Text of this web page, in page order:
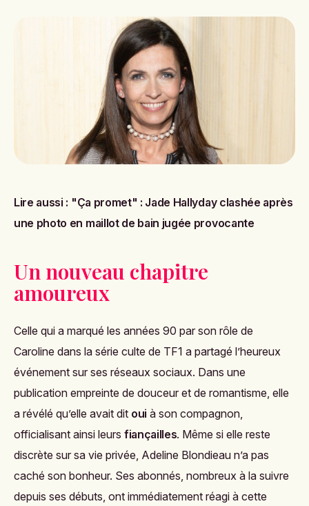
Lire aussi : "Ça promet" : Jade Hallyday clashée après
une photo en maillot de bain jugée provocante
Un nouveau chapitre
amoureux
Celle qui a marqué les années 90 par son rôle de
Caroline dans la série culte de TF1 a partagé l’heureux
événement sur ses réseaux sociaux. Dans une
publication empreinte de douceur et de romantisme, elle
a révélé qu’elle avait dit oui à son compagnon,
officialisant ainsi leurs fiançailles. Même si elle reste
discrète sur sa vie privée, Adeline Blondieau n’a pas
caché son bonheur. Ses abonnés, nombreux à la suivre
depuis ses débuts, ont immédiatement réagi à cette